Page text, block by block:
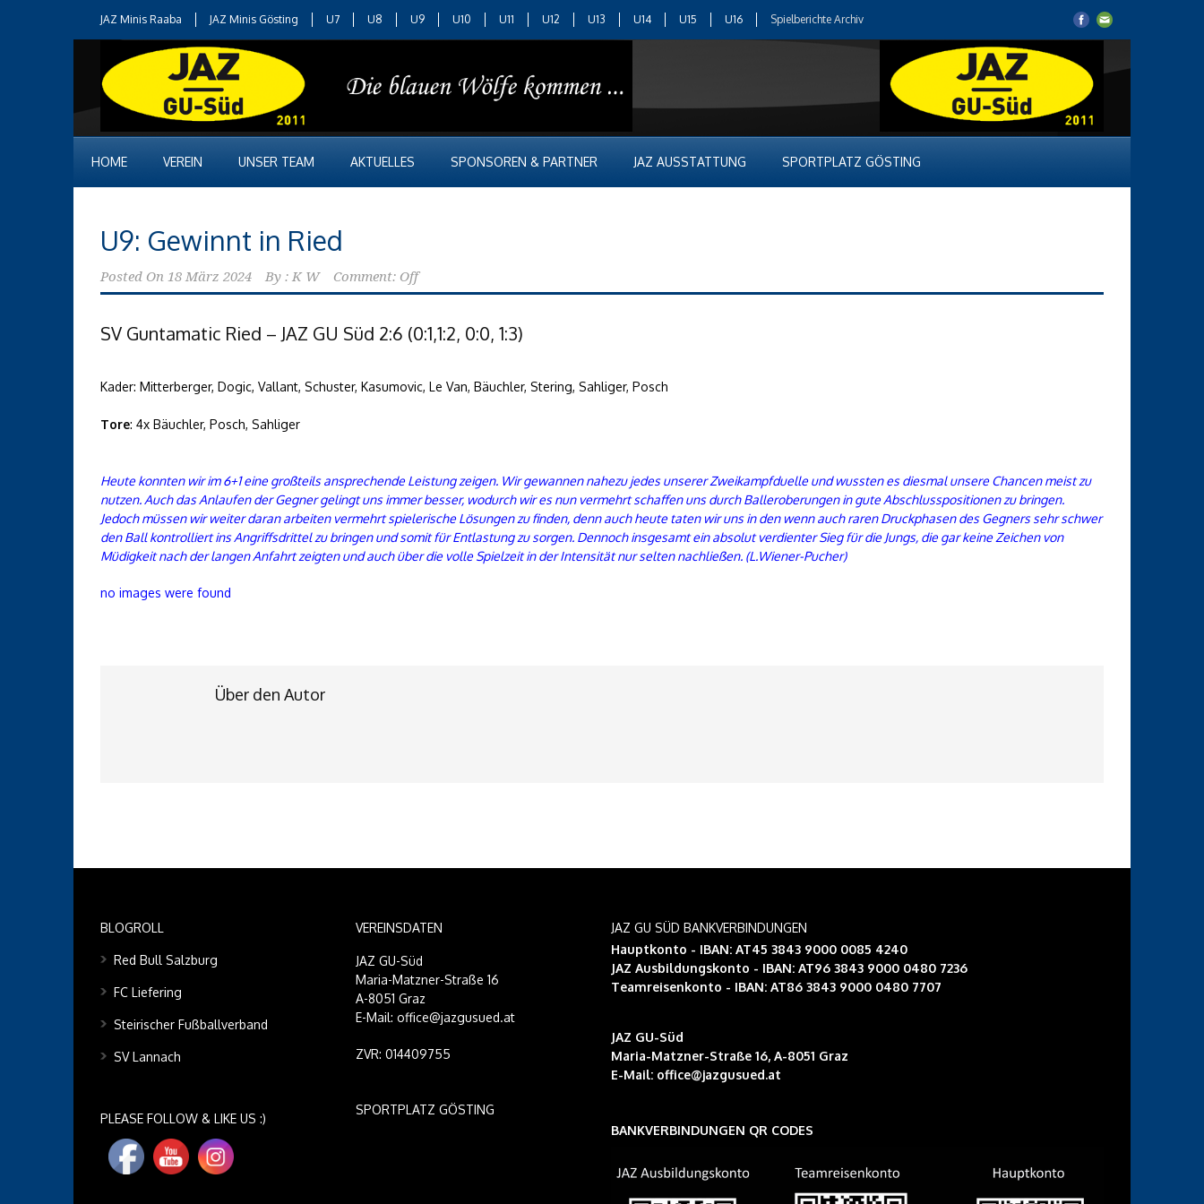
JAZ Minis Raaba JAZ Minis Gösting U7 U8 U9 U10 U11 U12 U13 U14 U15 U16 Spielberichte Archiv
HOME VEREIN UNSER TEAM AKTUELLES SPONSOREN & PARTNER JAZ AUSSTATTUNG SPORTPLATZ GÖSTING
U9: Gewinnt in Ried
Posted On 18 März 2024 By : K W Comment: Off
SV Guntamatic Ried – JAZ GU Süd 2:6 (0:1,1:2, 0:0, 1:3)
Kader: Mitterberger, Dogic, Vallant, Schuster, Kasumovic, Le Van, Bäuchler, Stering, Sahliger, Posch
Tore: 4x Bäuchler, Posch, Sahliger
Heute konnten wir im 6+1 eine großteils ansprechende Leistung zeigen. Wir gewannen nahezu jedes unserer Zweikampfduelle und wussten es diesmal unsere Chancen meist zu
nutzen. Auch das Anlaufen der Gegner gelingt uns immer besser, wodurch wir es nun vermehrt schaffen uns durch Balleroberungen in gute Abschlusspositionen zu bringen.
Jedoch müssen wir weiter daran arbeiten vermehrt spielerische Lösungen zu finden, denn auch heute taten wir uns in den wenn auch raren Druckphasen des Gegners sehr schwer
den Ball kontrolliert ins Angriffsdrittel zu bringen und somit für Entlastung zu sorgen. Dennoch insgesamt ein absolut verdienter Sieg für die Jungs, die gar keine Zeichen von
Müdigkeit nach der langen Anfahrt zeigten und auch über die volle Spielzeit in der Intensität nur selten nachließen. (L.Wiener-Pucher)
no images were found
Über den Autor
BLOGROLL
Red Bull Salzburg
FC Liefering
Steirischer Fußballverband
SV Lannach
PLEASE FOLLOW & LIKE US :)
VEREINSDATEN
JAZ GU-Süd
Maria-Matzner-Straße 16
A-8051 Graz
E-Mail: office@jazgusued.at
ZVR: 014409755
SPORTPLATZ GÖSTING
JAZ GU SÜD BANKVERBINDUNGEN
Hauptkonto - IBAN: AT45 3843 9000 0085 4240
JAZ Ausbildungskonto - IBAN: AT96 3843 9000 0480 7236
Teamreisenkonto - IBAN: AT86 3843 9000 0480 7707
JAZ GU-Süd
Maria-Matzner-Straße 16, A-8051 Graz
E-Mail: office@jazgusued.at
BANKVERBINDUNGEN QR CODES